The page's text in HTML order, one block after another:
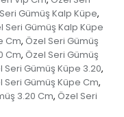
Gümüş Kalp Küpe,
Seri Gümüş Kalp Küpe
Cm, Özel Seri Gümüş
Cm, Özel Seri Gümüş
Seri Gümüş Küpe 3.20,
Seri Gümüş Küpe Cm,
3.20 Cm, Özel Seri